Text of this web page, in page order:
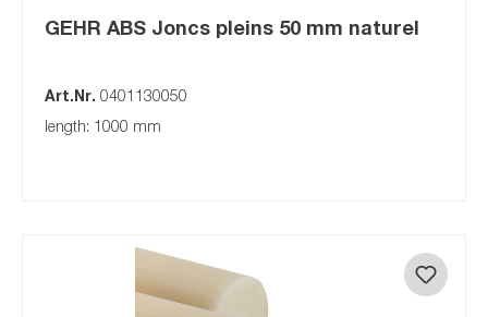
GEHR ABS Joncs pleins 50 mm naturel
Art.Nr. 0401130050
length: 1000 mm